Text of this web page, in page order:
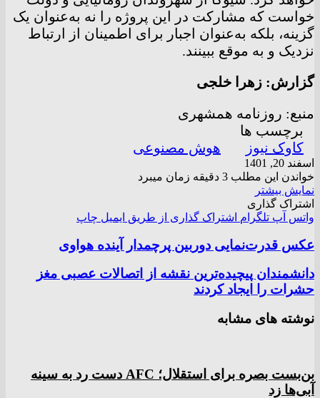
خواست که مشارکت در این پروژه را نه به‌عنوان یک
گزینه، بلکه به‌عنوان اجبار برای اطمینان از ارتباط
نزدیک و به موقع ببینند.
گزارش: زهرا خلجی
منبع: روزنامه همشهری
برچسب ها
کاوک نیوز
هوش‌ مصنوعی
اسفند 20, 1401
خواندن این مطلب 3 دقیقه زمان میبرد
نمایش بیشتر
اشتراک گذاری
واتس آپ تلگرام اشتراک گذاری از طریق ایمیل چاپ
عکس قدرت‌نمایی دوربین پرچمدار آینده هواوی
دانشمندان پیچیده‌ترین نقشه از اتصالات عصبی مغز
حشرات را ایجاد کردند
نوشته های مشابه
بن‌بست بصره برای استقلال؛ AFC دست رد به سینه
آبی‌ها زد